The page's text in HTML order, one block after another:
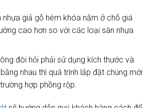
nhựa giả gỗ hèm khóa nằm ở chỗ giá
cao hơn so với các loại sàn nhựa
đòi hỏi phải sử dụng kích thước và
nhau thì quá trình lắp đặt chúng mới
hợp phồng rộp.